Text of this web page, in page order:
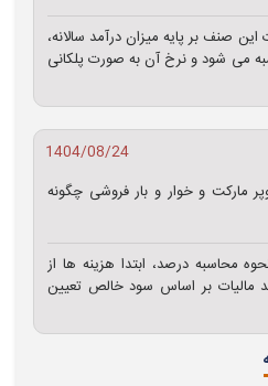
این صنف بر پایه میزان درآمد سالانه،
می شود و نرخ آن به صورت پلکانی
1404/08/24
مارکت و خوار و بار فروشی چگونه
محاسبه درصد، ابتدا هزینه ها از
بر اساس سود خالص تعیین